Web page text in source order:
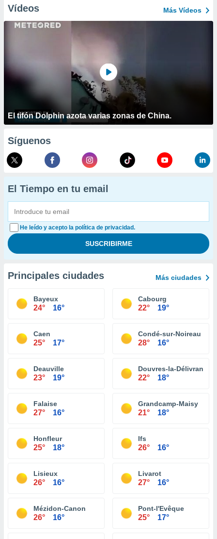
Vídeos Más Vídeos
El tifón Dolphin azota varias zonas de China.
Síguenos
El Tiempo en tu email
He leído y acepto la política de privacidad.
Principales ciudades Más ciudades
Bayeux
24° 16°
Cabourg
22° 19°
Caen
25° 17°
Condé-sur-Noireau
28° 16°
Deauville
23° 19°
Douvres-la-Délivrande
22° 18°
Falaise
27° 16°
Grandcamp-Maisy
21° 18°
Honfleur
25° 18°
Ifs
26° 16°
Lisieux
26° 16°
Livarot
27° 16°
Mézidon-Canon
26° 16°
Pont-l'Evêque
25° 17°